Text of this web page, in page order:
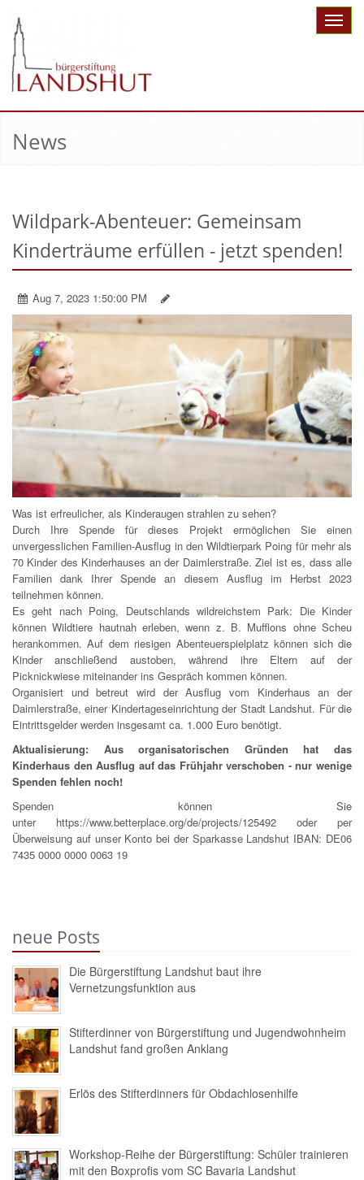
Toggle
News
Wildpark-Abenteuer: Gemeinsam
Kinderträume erfüllen - jetzt spenden!
Aug 7, 2023 1:50:00 PM
Was ist erfreulicher, als Kinderaugen strahlen zu sehen?
Durch Ihre Spende für dieses Projekt ermöglichen Sie einen
unvergesslichen Familien-Ausflug in den Wildtierpark Poing für mehr als
70 Kinder des Kinderhauses an der Daimlerstraße. Ziel ist es, dass alle
Familien dank Ihrer Spende an diesem Ausflug im Herbst 2023
teilnehmen können.
Es geht nach Poing, Deutschlands wildreichstem Park: Die Kinder
können Wildtiere hautnah erleben, wenn z. B. Mufflons ohne Scheu
herankommen. Auf dem riesigen Abenteuerspielplatz können sich die
Kinder anschließend austoben, während ihre Eltern auf der
Picknickwiese miteinander ins Gespräch kommen können.
Organisiert und betreut wird der Ausflug vom Kinderhaus an der
Daimlerstraße, einer Kindertageseinrichtung der Stadt Landshut. Für die
Eintrittsgelder werden insgesamt ca. 1.000 Euro benötigt.
Aktualisierung: Aus organisatorischen Gründen hat das
Kinderhaus den Ausflug auf das Frühjahr verschoben - nur wenige
Spenden fehlen noch!
Spenden können Sie
unter https://www.betterplace.org/de/projects/125492 oder per
Überweisung auf unser Konto bei der Sparkasse Landshut IBAN: DE06
7435 0000 0000 0063 19
neue Posts
Die Bürgerstiftung Landshut baut ihre
Vernetzungsfunktion aus
Stifterdinner von Bürgerstiftung und Jugendwohnheim
Landshut fand großen Anklang
Erlös des Stifterdinners für Obdachlosenhilfe
Workshop-Reihe der Bürgerstiftung: Schüler trainieren
mit den Boxprofis vom SC Bavaria Landshut